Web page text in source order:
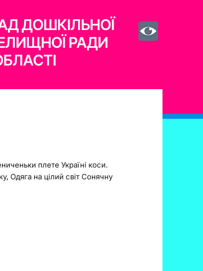
ДОШКІЛЬНОЇ
РАДИ
плете Україні коси.
Одяга на цілий світ Сонячну